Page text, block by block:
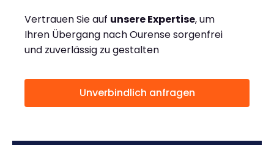
Vertrauen Sie auf unsere Expertise, um
Ihren Übergang nach Ourense sorgenfrei
und zuverlässig zu gestalten
Unverbindlich anfragen